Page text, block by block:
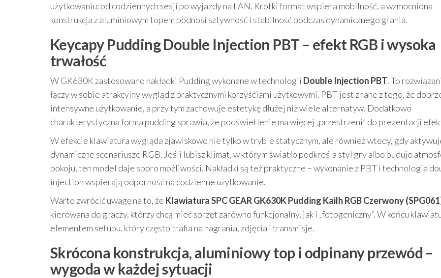
użytkowaniu: od codziennych sesji po wyjazdy na LAN. Krótki format wspiera mobilność, a wzmocniona
konstrukcja z aluminiowym topem podnosi sztywność i stabilność podczas dynamicznego grania.
Keycapy Pudding Double Injection PBT – efekt RGB i wysoka
trwałość
W GK630K zastosowano nakładki Pudding wykonane w technologii Double Injection PBT. To
łączy w sobie atrakcyjny wygląd z praktycznymi korzyściami użytkowymi. PBT jest znane z tego, że
intensywne użytkowanie, a przy tym zachowuje estetykę dłużej niż wiele alternatyw. Dodatkowo
charakterystyczna forma pudding sprawia, że podświetlenie ma więcej „przestrzeni” do prezentacji
W efekcie klawiatura wygląda zjawiskowo nie tylko w trybie statycznym, ale również wtedy, gdy
dynamiczne scenariusze RGB. Jeśli lubisz klimat, w którym światło podkreśla styl gry albo buduje
pokoju, ten model daje sporo możliwości. Nakładki są też praktyczne – wykonanie z PBT i technologia
injection wspierają odporność na codzienne użytkowanie.
Warto zwrócić uwagę na to, że Klawiatura SPC GEAR GK630K Pudding Kailh RGB Czerwony
kierowana do graczy, którzy chcą mieć sprzęt zarówno funkcjonalny, jak i „fotogeniczny”. W końcu
elementem setupu, który często trafia na nagrania, zdjęcia i transmisje.
Skrócona konstrukcja, aluminiowy top i odpinany przewód –
wygoda w każdej sytuacji